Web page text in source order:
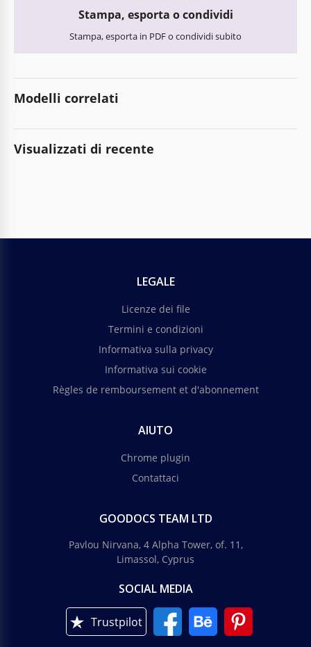
Stampa, esporta o condividi
Stampa, esporta in PDF o condividi subito
Modelli correlati
Visualizzati di recente
LEGALE
Licenze dei file
Termini e condizioni
Informativa sulla privacy
Informativa sui cookie
Règles de remboursement et d'abonnement
AIUTO
Chrome plugin
Contattaci
GOODOCS TEAM LTD
Pavlou Nirvana, 4 Alpha Tower, of. 11,
Limassol, Cyprus
SOCIAL MEDIA
Trustpilot